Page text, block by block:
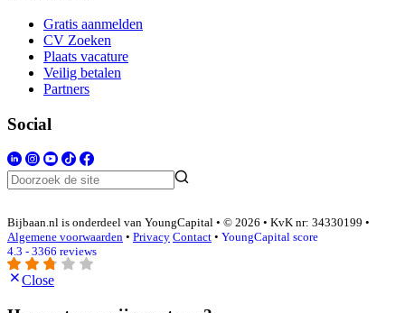
Gratis aanmelden
CV Zoeken
Plaats vacature
Veilig betalen
Partners
Social
Bijbaan.nl is onderdeel van YoungCapital • © 2026 • KvK nr: 34330199 •
Algemene voorwaarden • Privacy Contact • YoungCapital score
4.3 - 3366 reviews
Close